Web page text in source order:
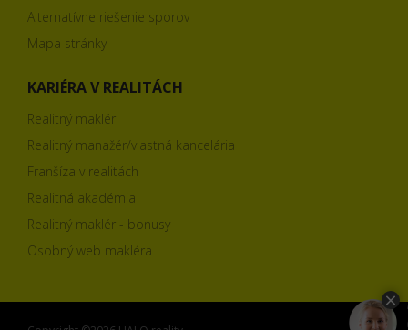
Alternatívne riešenie sporov
Mapa stránky
KARIÉRA V REALITÁCH
Realitný maklér
Realitný manažér/vlastná kancelária
Franšíza v realitách
Realitná akadémia
Realitný maklér - bonusy
Osobný web makléra